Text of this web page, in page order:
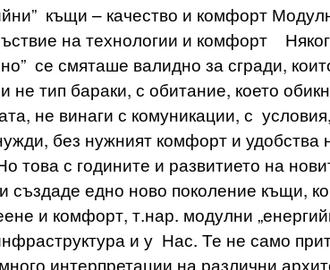
къщи – качество и комфорт
на технологии и комфорт
се смяташе валидно за сгради,
не тип бараки, с обитание, което
не винаги с комуникации, с
без нужният комфорт и
това с годините и развитието на
създаде едно ново поколение къщи,
и комфорт, т.нар. модулни
и у Нас. Те не само
интерпретации на различни